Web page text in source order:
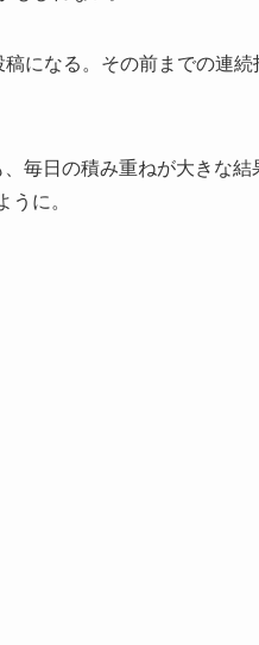
になる。その前までの連
毎日の積み重ねが大きな
うに。